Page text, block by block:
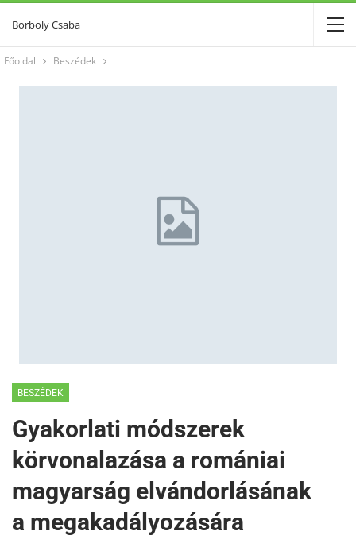
Borboly Csaba
Főoldal Beszédek
BESZÉDEK
Gyakorlati módszerek
körvonalazása a romániai
magyarság elvándorlásának
a megakadályozására